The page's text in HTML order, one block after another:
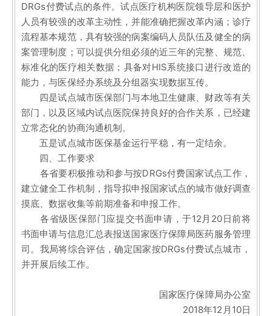
DRGs付费试点的条件。试点医疗机构医院领导层和医护
人员有较强的改革主动性，并能准确把握改革内涵；诊疗
流程基本规范，具有较强的病案编码人员队伍及健全的病
案管理制度；可以提供分组必须的近三年的完整、规范、
标准化的医疗相关数据；具备对HIS系统接口进行改造的
能力，与医保经办系统及分组器实现数据互传。
四是试点城市医保部门与本地卫生健康、财政等有关
部门，以及区域内试点医院保持良好的合作关系，已经建
立常态化的协商沟通机制。
五是试点城市医保基金运行平稳，有一定结余。
四、工作要求
各省要积极推动和参与按DRGs付费国家试点工作，
建立健全工作机制，指导拟申报国家试点的城市做好调查
摸底、数据收集等前期准备和申报工作。
各省级医保部门应提交书面申请，于12月20日前将
书面申请与信息汇总表报送国家医疗保障局医药服务管理
司。我局将综合评估，确定国家按DRGs付费试点城市，
并开展后续工作。
国家医疗保障局办公室
2018年12月10日